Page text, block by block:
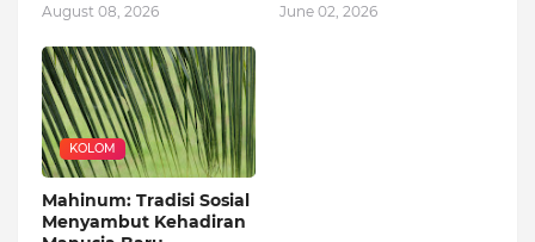
August 08, 2026 June 02, 2026
KOLOM
Mahinum: Tradisi Sosial
Menyambut Kehadiran